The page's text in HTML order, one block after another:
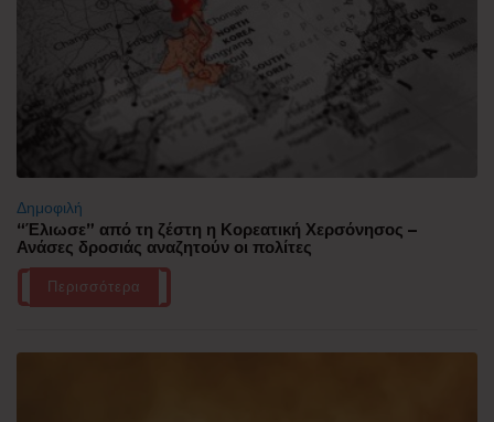
Δημοφιλή
“Έλιωσε” από τη ζέστη η Κορεατική Χερσόνησος –
Ανάσες δροσιάς αναζητούν οι πολίτες
Περισσότερα